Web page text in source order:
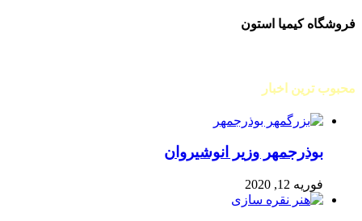
فروشگاه کیمیا استون
محبوب ترین اخبار
بوذرجمهر وزیر انوشیروان
فوریه 12, 2020